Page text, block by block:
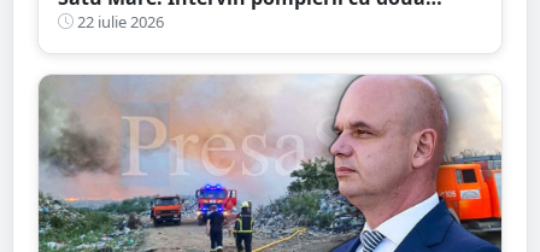
autospeciale
22 iulie 2026